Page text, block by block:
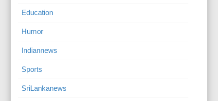
Education
Humor
Indiannews
Sports
SriLankanews